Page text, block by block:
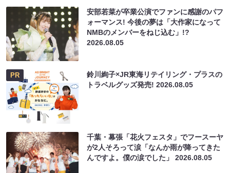
安部若菜が卒業公演でファンに感謝のパフ
ォーマンス! 今後の夢は「大作家になって
NMBのメンバーをねじ込む」!?
2026.08.05
PR
鈴川絢子×JR東海リテイリング・プラスの
トラベルグッズ発売!2026.08.05
千葉・幕張「花火フェスタ」でフースーヤ
が2人そろって涙「なんか雨が降ってきた
んですよ。僕の涙でした」2026.08.05